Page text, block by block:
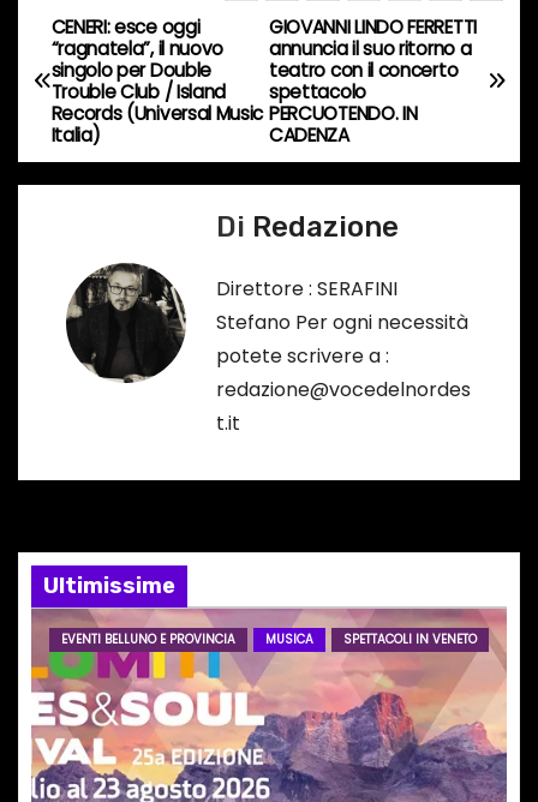
r
s
o
…
N
a
v
i
n
e
a
r
t
i
GIOVANNI LINDO FERRETTI
annuncia il suo ritorno a
teatro con il concerto
spettacolo
PERCUOTENDO. IN
CADENZA
CENERI: esce oggi
“ragnatela”, il nuovo
singolo per Double
Trouble Club / Island
Records (Universal Music
Italia)
Di Redazione
Direttore : SERAFINI
Stefano Per ogni necessità
potete scrivere a :
redazione@vocedelnordes
t.it
Ultimissime
EVENTI BELLUNO E PROVINCIA MUSICA SPETTACOLI IN VENETO